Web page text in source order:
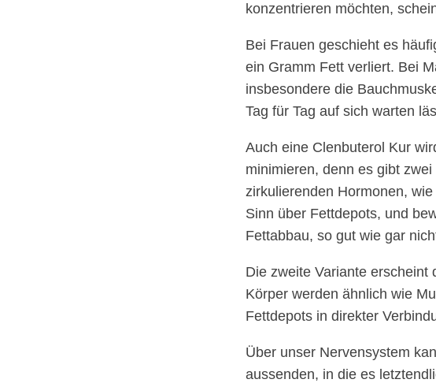
konzentrieren möchten,
Bei Frauen geschieht es
ein Gramm Fett verliert. Bei
insbesondere die
Tag für Tag auf sich warten
Auch eine Clenbuterol Kur
minimieren, denn es gibt
zirkulierenden Hormonen,
Sinn über Fettdepots, und
Fettabbau, so gut wie gar
Die zweite Variante erscheint
Körper werden ähnlich wie
Fettdepots in direkter
Über unser Nervensystem
aussenden, in die es